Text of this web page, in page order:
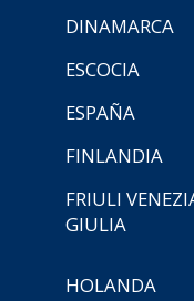
DINAMARCA
ESCOCIA
ESPAÑA
FINLANDIA
FRIULI
GIULIA
HOLANDA